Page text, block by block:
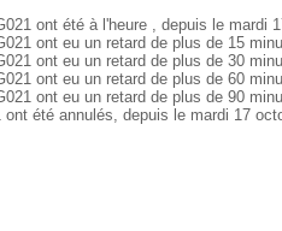
ont été à l'heure , depuis le mardi
ont eu un retard de plus de 15
ont eu un retard de plus de 30
ont eu un retard de plus de 60
ont eu un retard de plus de 90
été annulés, depuis le mardi 17